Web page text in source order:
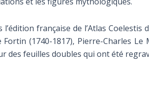
française de l’Atlas
(1740-1817), Pierre-Charles Le
des feuilles doubles qui ont été